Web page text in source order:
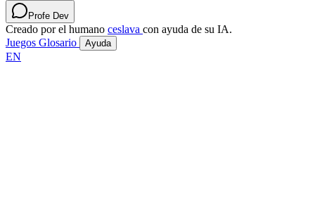
Profe Dev
Creado por el humano ceslava con ayuda de su IA.
Juegos Glosario Ayuda
EN